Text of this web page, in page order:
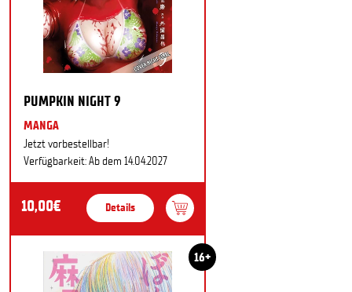
PUMPKIN NIGHT 9
MANGA
Jetzt vorbestellbar!
Verfügbarkeit: Ab dem 14.04.2027
10,00€ Details
16+